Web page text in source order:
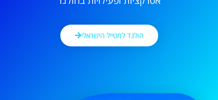
הולנד למטייל הישראלי